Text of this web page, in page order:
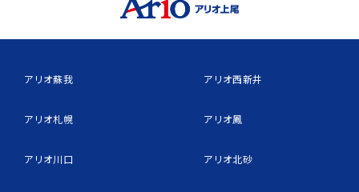
アリオ蘇我
アリオ札幌
アリオ川口
アリオ西新井
アリオ鳳
アリオ北砂